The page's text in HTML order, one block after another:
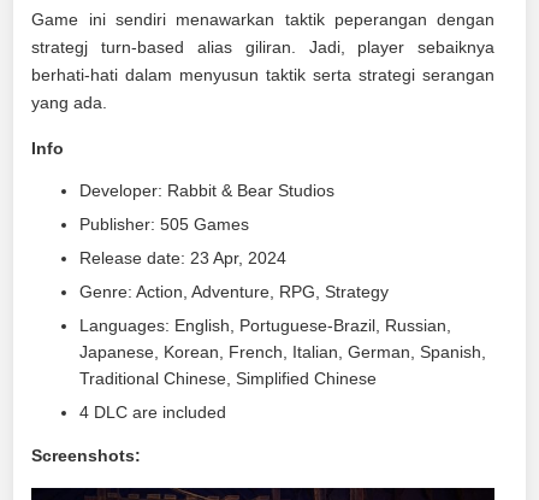
Game ini sendiri menawarkan taktik peperangan dengan
strategj turn-based alias giliran. Jadi, player sebaiknya
berhati-hati dalam menyusun taktik serta strategi serangan
yang ada.
Info
Developer: Rabbit & Bear Studios
Publisher: 505 Games
Release date: 23 Apr, 2024
Genre: Action, Adventure, RPG, Strategy
Languages: English, Portuguese-Brazil, Russian,
Japanese, Korean, French, Italian, German, Spanish,
Traditional Chinese, Simplified Chinese
4 DLC are included
Screenshots: